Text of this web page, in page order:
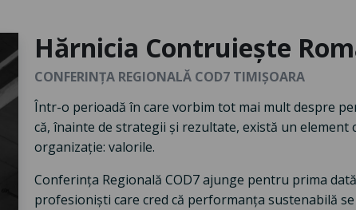
Hărnicia Contruiește
CONFERINȚA REGIONALĂ COD7 TIMIȘOARA
Într-o perioadă în care vorbim tot mai mult despre
că, înainte de strategii și rezultate, există un element
organizație: valorile.
Conferința Regională COD7 ajunge pentru prima
profesioniști care cred că performanța sustenabilă